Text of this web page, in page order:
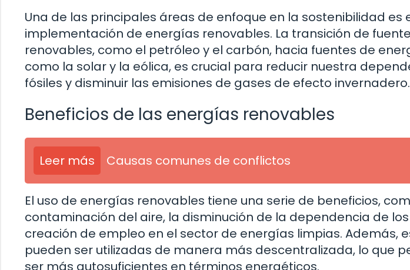
Una de las principales áreas de enfoque en la sostenibilidad es
implementación de energías renovables. La transición de
renovables, como el petróleo y el carbón, hacia fuentes de
como la solar y la eólica, es crucial para reducir nuestra
fósiles y disminuir las emisiones de gases de efecto invernadero.
Beneficios de las energías renovables
Leer más Causas comunes de conflictos
El uso de energías renovables tiene una serie de beneficios,
contaminación del aire, la disminución de la dependencia de
creación de empleo en el sector de energías limpias. Además,
pueden ser utilizadas de manera más descentralizada, lo que
ser más autosuficientes en términos energéticos.